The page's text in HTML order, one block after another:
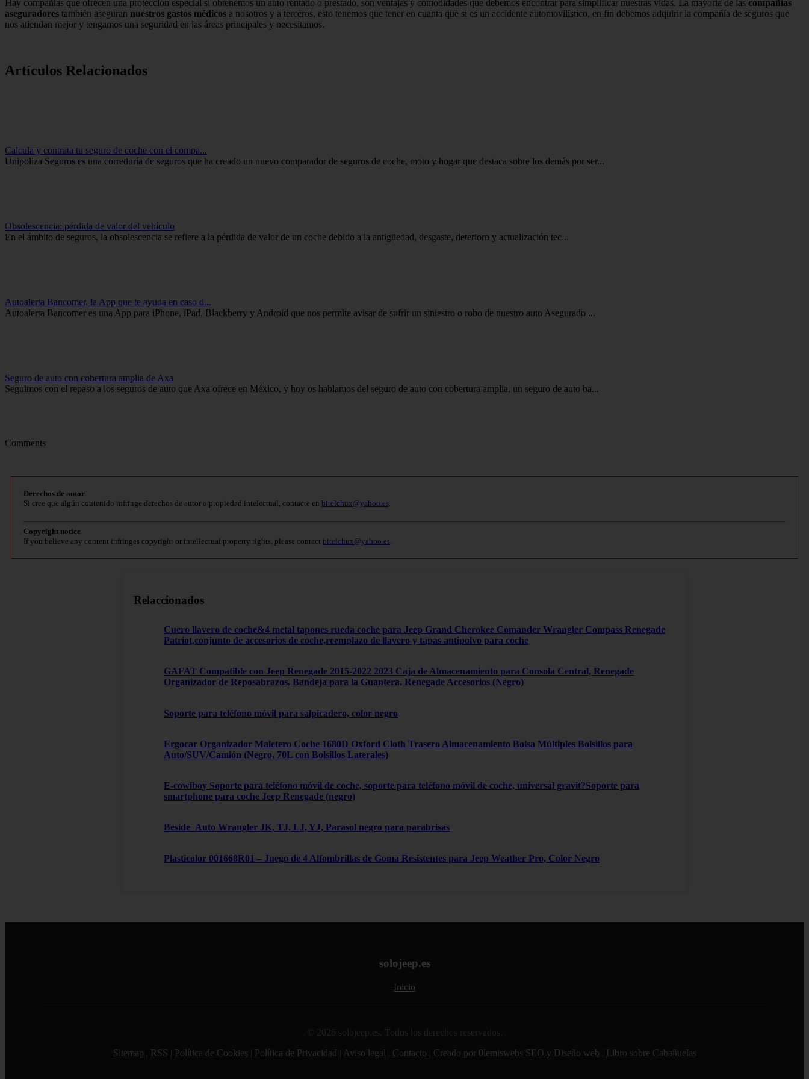
Hay compañías que ofrecen una protección especial si obtenemos un auto rentado o prestado, son ventajas y comodidades que debemos encontrar para simplificar nuestras vidas. La mayoría de las compañías
aseguradores también aseguran nuestros gastos médicos a nosotros y a terceros, esto tenemos que tener en cuanta que si es un accidente automovilístico, en fin debemos adquirir la compañía de seguros que
nos atiendan mejor y tengamos una seguridad en las áreas principales y necesitamos.
Artículos Relacionados
Calcula y contrata tu seguro de coche con el compa...
Unipoliza Seguros es una correduría de seguros que ha creado un nuevo comparador de seguros de coche, moto y hogar que destaca sobre los demás por ser...
Obsolescencia: pérdida de valor del vehículo
En el ámbito de seguros, la obsolescencia se refiere a la pérdida de valor de un coche debido a la antigüedad, desgaste, deterioro y actualización tec...
Autoalerta Bancomer, la App que te ayuda en caso d...
Autoalerta Bancomer es una App para iPhone, iPad, Blackberry y Android que nos permite avisar de sufrir un siniestro o robo de nuestro auto Asegurado ...
Seguro de auto con cobertura amplia de Axa
Seguimos con el repaso a los seguros de auto que Axa ofrece en México, y hoy os hablamos del seguro de auto con cobertura amplia, un seguro de auto ba...
Comments
Derechos de autor
Si cree que algún contenido infringe derechos de autor o propiedad intelectual, contacte en bitelchux@yahoo.es
Copyright notice
If you believe any content infringes copyright or intellectual property rights, please contact bitelchux@yahoo.es
Relaccionados
Cuero llavero de coche&4 metal tapones rueda coche para Jeep Grand Cherokee Comander Wrangler Compass Renegade
Patriot,conjunto de accesorios de coche,reemplazo de llavero y tapas antipolvo para coche
GAFAT Compatible con Jeep Renegade 2015-2022 2023 Caja de Almacenamiento para Consola Central, Renegade
Organizador de Reposabrazos, Bandeja para la Guantera, Renegade Accesorios (Negro)
Soporte para teléfono móvil para salpicadero, color negro
Ergocar Organizador Maletero Coche 1680D Oxford Cloth Trasero Almacenamiento Bolsa Múltiples Bolsillos para
Auto/SUV/Camión (Negro, 70L con Bolsillos Laterales)
E-cowlboy Soporte para teléfono móvil de coche, soporte para teléfono móvil de coche, universal gravit?Soporte para
smartphone para coche Jeep Renegade (negro)
Beside_Auto Wrangler JK, TJ, LJ, YJ, Parasol negro para parabrisas
Plasticolor 001668R01 – Juego de 4 Alfombrillas de Goma Resistentes para Jeep Weather Pro, Color Negro
solojeep.es
Inicio
© 2026 solojeep.es. Todos los derechos reservados.
Sitemap
RSS Política de Cookies Política de Privacidad Aviso legal Contacto Creado por 0lemiswebs SEO y Diseño web Libro sobre Cabañuelas